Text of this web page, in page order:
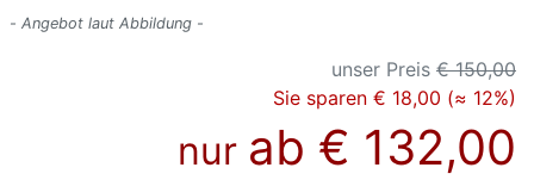
- Angebot laut Abbildung -
unser Preis € 150,00
Sie sparen € 18,00 (≈ 12%)
nur ab € 132,00